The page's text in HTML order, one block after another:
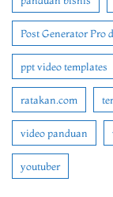
Post Generator Pro
ppt video templates
ratakan.com
video panduan
youtuber